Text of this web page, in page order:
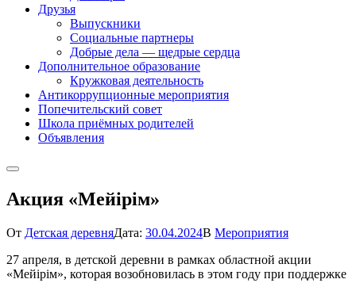
Друзья
Выпускники
Социальные партнеры
Добрые дела — щедрые сердца
Дополнительное образование
Кружковая деятельность
Антикоррупционные мероприятия
Попечительский совет
Школа приёмных родителей
Объявления
Акция «Мейірім»
От Детская деревняДата: 30.04.2024В Мероприятия
27 апреля, в детской деревни в рамках областной акции
«Мейірім», которая возобновилась в этом году при поддержке